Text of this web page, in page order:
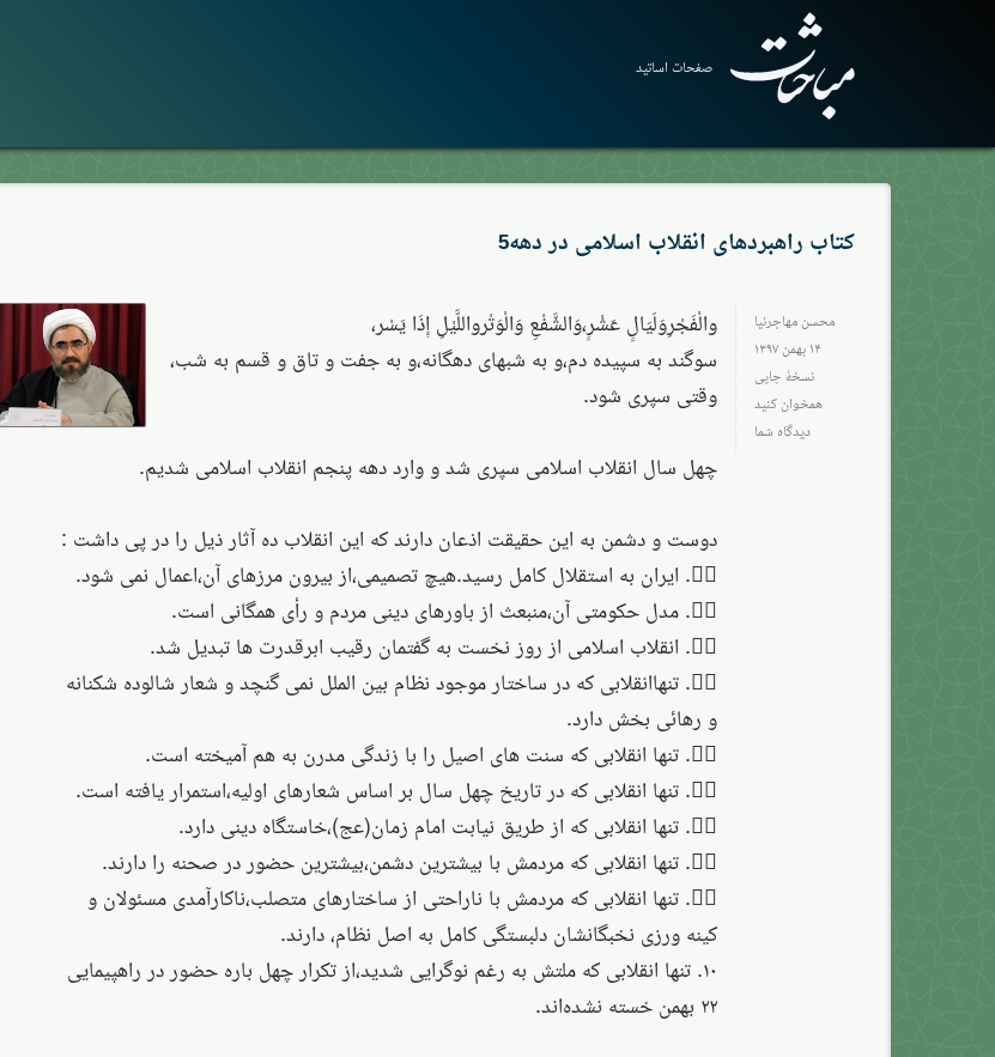
صفحات اساتید
کتاب راهبردهای انقلاب اسلامی در دهه5
محسن مهاجرنیا
۱۴ بهمن ۱۳۹۷
نسخهٔ چاپی
همخوان کنید
دیدگاه شما
والْفَجْرِوَلَيَالٍ عَشْرٍ،وَالشَّفْعِ وَالْوَتْرواللَّيْلِ إِذَا يَسْر،
سوگند به سپيده دم،و به شبهاى دهگانه،و به جفت و تاق و قسم به شب،
وقتى سپرى شود.
چهل سال انقلاب اسلامی سپری شد و وارد دهه پنجم انقلاب اسلامی شدیم.
دوست و دشمن به این حقیقت اذعان دارند که این انقلاب ده آثار ذیل را در پی داشت :
۱⃣. ایران به استقلال کامل رسید.هیچ تصمیمی،از بیرون مرزهای آن،اعمال نمی شود.
۲⃣. مدل حکومتی آن،منبعث از باورهای دینی مردم و رأی همگانی است.
۳⃣. انقلاب اسلامی از روز نخست به گفتمان رقیب ابرقدرت ها تبدیل شد.
۴⃣. تنهاانقلابی که در ساختار موجود نظام بین الملل نمی گنچد و شعار شالوده شکنانه
و رهائی بخش دارد.
۵⃣. تنها انقلابی که سنت های اصیل را با زندگی مدرن به هم آمیخته است.
۶⃣. تنها انقلابی که در تاریخ چهل سال بر اساس شعارهای اولیه،استمرار یافته است.
۷⃣. تنها انقلابی که از طریق نیابت امام زمان(عج)،خاستگاه دینی دارد.
۸⃣. تنها انقلابی که مردمش با بیشترین دشمن،بیشترین حضور در صحنه را دارند.
۹⃣. تنها انقلابی که مردمش با ناراحتی از ساختارهای متصلب،ناکارآمدی مسئولان و
کینه ورزی نخبگانشان دلبستگی کامل به اصل نظام، دارند.
۱۰. تنها انقلابی که ملتش به رغم نوگرایی شدید،از تکرار چهل باره حضور در راهپیمایی
۲۲ بهمن خسته نشده‌اند.